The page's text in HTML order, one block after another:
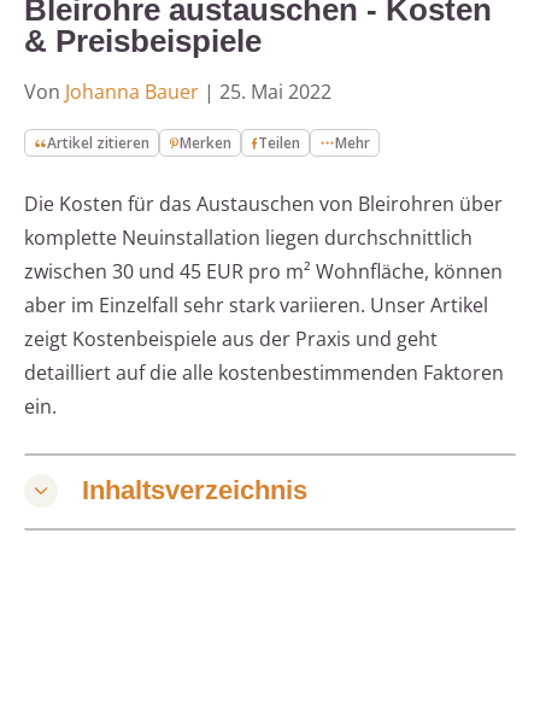
Bleirohre austauschen - Kosten
& Preisbeispiele
Von Johanna Bauer | 25. Mai 2022
Artikel zitieren Merken Teilen Mehr
Die Kosten für das Austauschen von Bleirohren über
komplette Neuinstallation liegen durchschnittlich
zwischen 30 und 45 EUR pro m² Wohnfläche, können
aber im Einzelfall sehr stark variieren. Unser Artikel
zeigt Kostenbeispiele aus der Praxis und geht
detailliert auf die alle kostenbestimmenden Faktoren
ein.
Inhaltsverzeichnis